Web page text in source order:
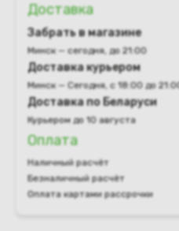
Доставка
Забрать в магазине
Минск — сегодня, до 21:00
Доставка курьером
Минск — Сегодня, с 18:00 до
Доставка по Беларуси
Курьером до 10 августа
Оплата
Наличный расчёт
Безналичный расчёт
Оплата картами рассрочки